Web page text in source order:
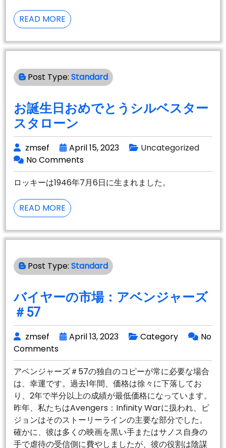
READ MORE XXXHOLIC
REI
VOLUME
1
Post Type: Standard
お誕生日おめでとうシルベスター
スタローン
zmsef April 15, 2023
Uncategorized
No Comments
ロッキーは1946年7月6日に生まれました。
READ MORE お
誕
生
日
お
め
と
う
ル
ベ
タ
ー
ス
タ
ロ
ー
ン
Post Type: Standard
バイヤーの市場：アベンジャーズ
＃57
zmsef April 13, 2023 Category
No
Comments
アベンジャーズ＃57の独自のコピーが常に必要な場合
は、幸運です。過去1年間、価格は徐々に下落してお
り、2年で半分以上の成績が最低価格になっています。
昨年、私たちはAvengers：Infinity Warに扱われ、ビ
ジョンはそのストーリーラインの主要な部分でした。
確かに、彼は多くの映画を黒い手またはサノス自身の
手で虐待の受信側に費やしましたが、彼の役割は陰謀